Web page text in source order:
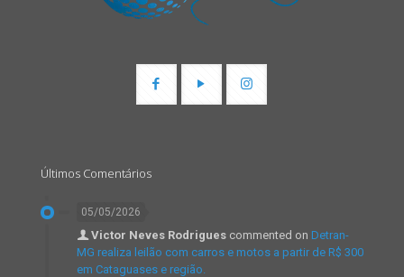
Últimos Comentários
05/05/2026
Victor Neves Rodrigues commented on Detran-
MG realiza leilão com carros e motos a partir de R$ 300
em Cataguases e região.